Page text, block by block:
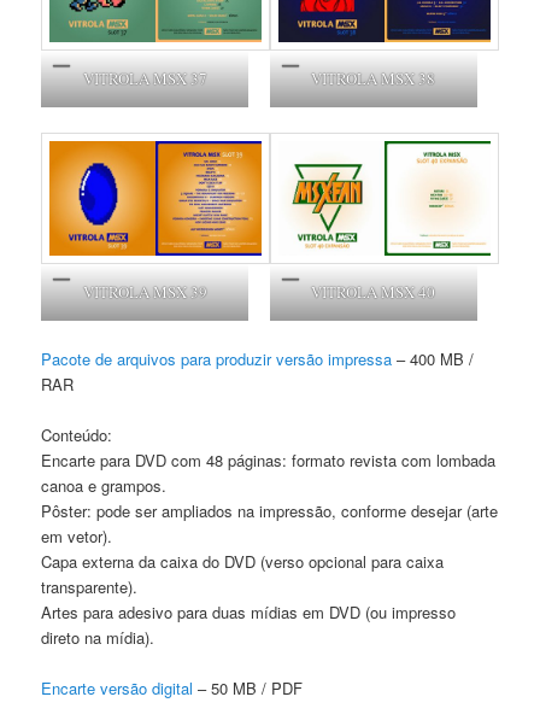
VITROLA MSX 37 VITROLA MSX 38
VITROLA MSX 39 VITROLA MSX 40
Pacote de arquivos para produzir versão impressa – 400 MB /
RAR
Conteúdo:
Encarte para DVD com 48 páginas: formato revista com lombada
canoa e grampos.
Pôster: pode ser ampliados na impressão, conforme desejar (arte
em vetor).
Capa externa da caixa do DVD (verso opcional para caixa
transparente).
Artes para adesivo para duas mídias em DVD (ou impresso
direto na mídia).
Encarte versão digital – 50 MB / PDF